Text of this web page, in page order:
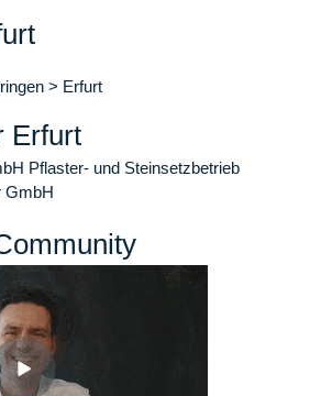
> Erfurt
Erfurt
Pflaster- und Steinsetzbetrieb
GmbH